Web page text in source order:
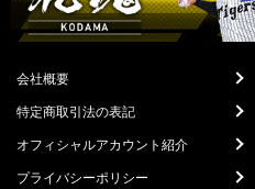
会社概要
特定商取引法の表記
オフィシャルアカウント紹介
プライバシーポリシー